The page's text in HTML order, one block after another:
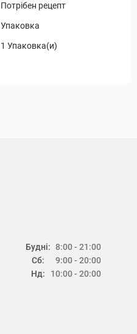
Потрібен рецепт
Упаковка
1 Упаковка(и)
Будні:
Сб:
Нд:
8:00 - 21:00
9:00 - 20:00
10:00 - 20:00